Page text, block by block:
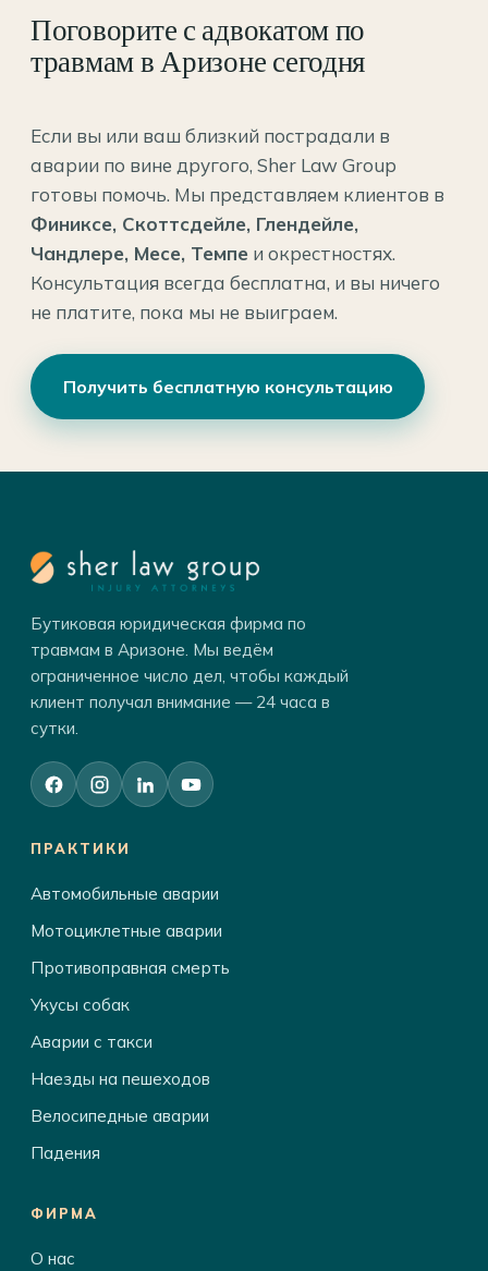
Поговорите с адвокатом по
травмам в Аризоне сегодня
Если вы или ваш близкий пострадали в
аварии по вине другого, Sher Law Group
готовы помочь. Мы представляем клиентов в
Финиксе, Скоттсдейле, Глендейле,
Чандлере, Месе, Темпе и окрестностях.
Консультация всегда бесплатна, и вы ничего
не платите, пока мы не выиграем.
Получить бесплатную консультацию
Бутиковая юридическая фирма по
травмам в Аризоне. Мы ведём
ограниченное число дел, чтобы каждый
клиент получал внимание — 24 часа в
сутки.
ПРАКТИКИ
Автомобильные аварии
Мотоциклетные аварии
Противоправная смерть
Укусы собак
Аварии с такси
Наезды на пешеходов
Велосипедные аварии
Падения
ФИРМА
О нас